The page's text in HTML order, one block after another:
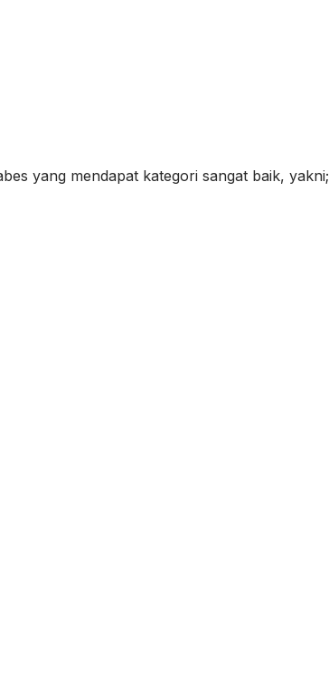
yang mendapat kategori sangat baik, yakni;